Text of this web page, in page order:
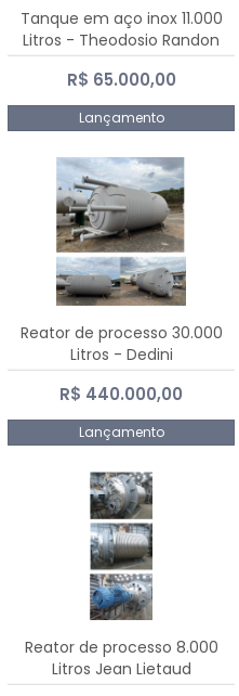
Tanque em aço inox 11.000
Litros - Theodosio Randon
R$ 65.000,00
Lançamento
Reator de processo 30.000
Litros - Dedini
R$ 440.000,00
Lançamento
Reator de processo 8.000
Litros Jean Lietaud